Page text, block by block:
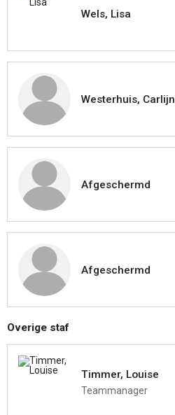
Wels, Lisa
Westerhuis, Carlijn
Afgeschermd
Afgeschermd
Overige staf
Timmer, Louise
Teammanager